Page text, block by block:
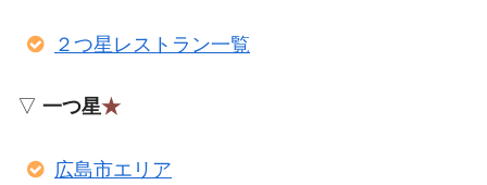
２つ星レストラン一覧
▽ 一つ星★
広島市エリア